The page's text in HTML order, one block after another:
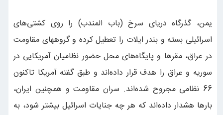
یمن، گذرگاه دریای سرخ (باب المندب) را روی کشتی‌های
اسرائیلی بسته و بندر ایلات را تعطیل کرده و گروههای مقاومت
در عراق، مقرها و پایگاه‌های محل حضور نظامیان آمریکایی در
سوریه و عراق را هدف قرار داده‌اند و طبق گفته آمریکا تاکنون
66 نظامی مجروح شده‌اند. سران مقاومت و همچنین ایران،
بارها هشدار داده‌اند که هر چه جنایات اسرائیل بیشتر شود، به